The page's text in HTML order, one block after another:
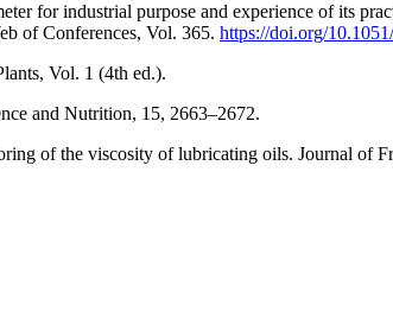
for industrial purpose and experience of its
of Conferences, Vol. 365. https://doi.org/
Vol. 1 (4th ed.).
and Nutrition, 15, 2663–2672.
of the viscosity of lubricating oils. Journal of